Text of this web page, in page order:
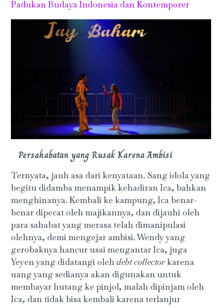
Padukan Budaya Indonesia dan Kontemporer
Persahabatan yang Rusak Karena Ambisi
Ternyata, jauh asa dari kenyataan. Sang idola yang
begitu didamba menampik kehadiran Ica, bahkan
menghinanya. Kembali ke kampung, Ica benar-
benar dipecat oleh majikannya, dan dijauhi oleh
para sahabat yang merasa telah dimanipulasi
olehnya, demi mengejar ambisi. Wendy yang
gerobaknya hancur usai mengantar Ica, juga
Yeyen yang didatangi olehdebt collectorkarena
uang yang sedianya akan digunakan untuk
membayar hutang ke pinjol, malah dipinjam oleh
Ica, dan tidak bisa kembali karena terlanjur